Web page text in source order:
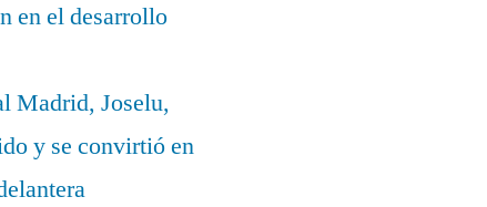
en el desarrollo
Madrid, Joselu,
y se convirtió en